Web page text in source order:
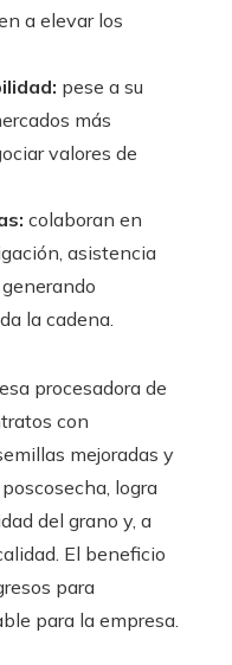
a elevar los
pese a su
más
valores de
colaboran en
asistencia
la cadena.
procesadora de
con
mejoradas y
logra
del grano y, a
El beneficio
para
para la empresa.